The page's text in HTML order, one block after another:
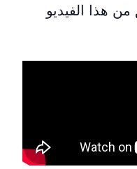
من هذا الفيديو